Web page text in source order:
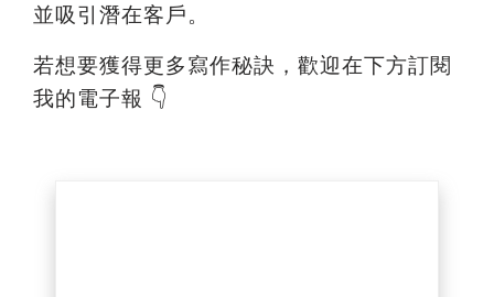
並吸引潛在客戶。
若想要獲得更多寫作秘訣，歡迎在下方訂閱
我的電子報 👇